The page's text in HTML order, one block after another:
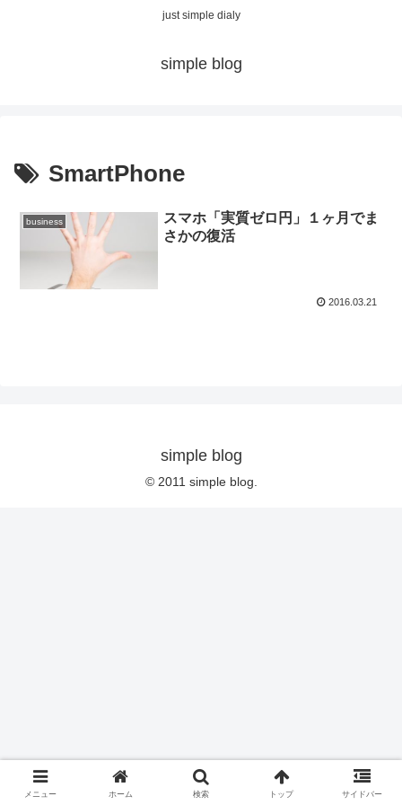
just simple dialy
simple blog
SmartPhone
business
スマホ「実質ゼロ円」１ヶ月でま
さかの復活
2016.03.21
simple blog
© 2011 simple blog.
メニュー ホーム 検索 トップ サイドバー